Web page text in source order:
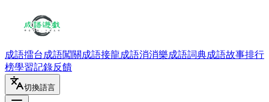
成語擂台 成語闖關 成語接龍成語消消樂成語詞典成語故事排行
榜學習記錄反饋
切換語言